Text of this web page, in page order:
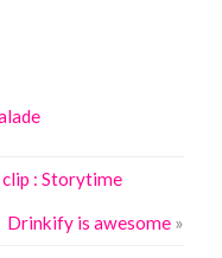
: Storytime
Drinkify is awesome»